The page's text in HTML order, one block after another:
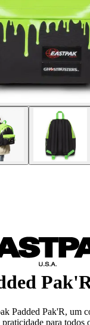
Padded Pak'R, um
para todos